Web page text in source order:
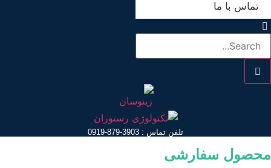
تماس با ما
تلفن تماس : 3903-879-0919
سفارشی